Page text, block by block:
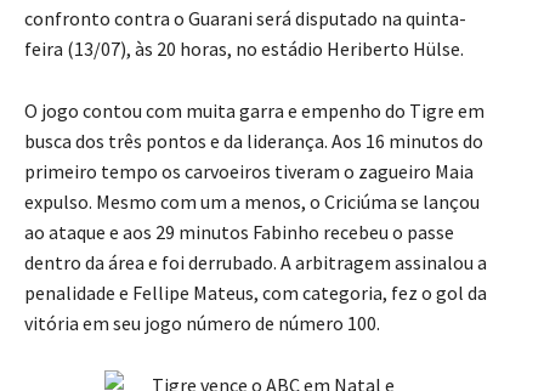
confronto contra o Guarani será disputado na quinta-
feira (13/07), às 20 horas, no estádio Heriberto Hülse.
O jogo contou com muita garra e empenho do Tigre em
busca dos três pontos e da liderança. Aos 16 minutos do
primeiro tempo os carvoeiros tiveram o zagueiro Maia
expulso. Mesmo com um a menos, o Criciúma se lançou
ao ataque e aos 29 minutos Fabinho recebeu o passe
dentro da área e foi derrubado. A arbitragem assinalou a
penalidade e Fellipe Mateus, com categoria, fez o gol da
vitória em seu jogo número de número 100.